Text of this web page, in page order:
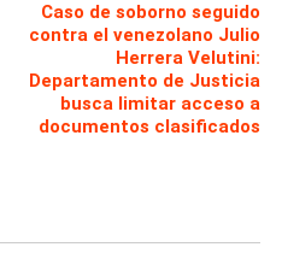
Caso de soborno seguido
contra el venezolano Julio
Herrera Velutini:
Departamento de Justicia
busca limitar acceso a
documentos clasificados